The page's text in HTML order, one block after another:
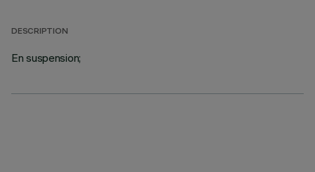
DESCRIPTION
En suspension;